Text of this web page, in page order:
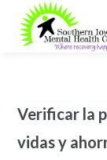
Verificar la
vidas y